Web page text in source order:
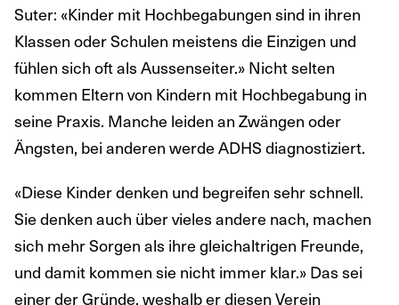
Suter: «Kinder mit Hochbegabungen sind in ihren
Klassen oder Schulen meistens die Einzigen und
fühlen sich oft als Aussenseiter.» Nicht selten
kommen Eltern von Kindern mit Hochbegabung in
seine Praxis. Manche leiden an Zwängen oder
Ängsten, bei anderen werde ADHS diagnostiziert.
«Diese Kinder denken und begreifen sehr schnell.
Sie denken auch über vieles andere nach, machen
sich mehr Sorgen als ihre gleichaltrigen Freunde,
und damit kommen sie nicht immer klar.» Das sei
einer der Gründe, weshalb er diesen Verein